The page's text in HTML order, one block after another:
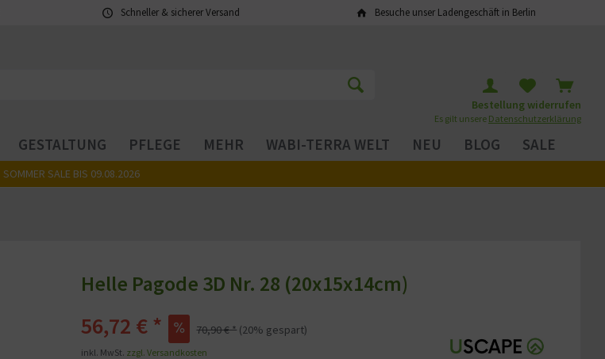
Schneller & sicherer Versand Besuche unser Ladengeschäft in Berlin
Bestellung widerrufen
Es gilt unsere Datenschutzerklärung
GESTALTUNG PFLEGE MEHR WABI-TERRA WELT NEU BLOG SALE
SOMMER SALE BIS 09.08.2026
Helle Pagode 3D Nr. 28 (20x15x14cm)
56,72 € * 70,90 € * (20% gespart)
inkl. MwSt. zzgl. Versandkosten